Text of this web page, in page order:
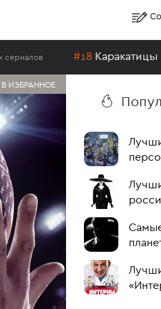
#18 Каракатицы в
В ИЗБРАННОЕ